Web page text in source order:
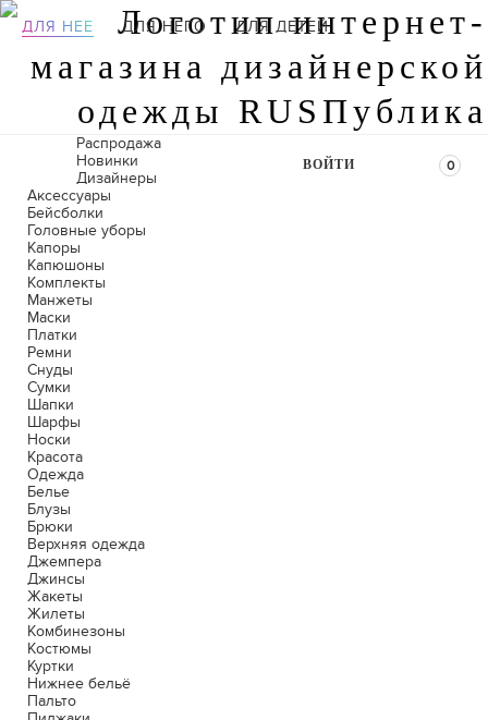
ДЛЯ НЕЕ ДЛЯ НЕГО ДЛЯ ДЕТЕЙ
0
ВОЙТИ
Распродажа
Новинки
Дизайнеры
Аксессуары
Бейсболки
Головные уборы
Капоры
Капюшоны
Комплекты
Манжеты
Маски
Платки
Ремни
Снуды
Сумки
Шапки
Шарфы
Носки
Красота
Одежда
Белье
Блузы
Брюки
Верхняя одежда
Джемпера
Джинсы
Жакеты
Жилеты
Комбинезоны
Костюмы
Куртки
Нижнее бельё
Пальто